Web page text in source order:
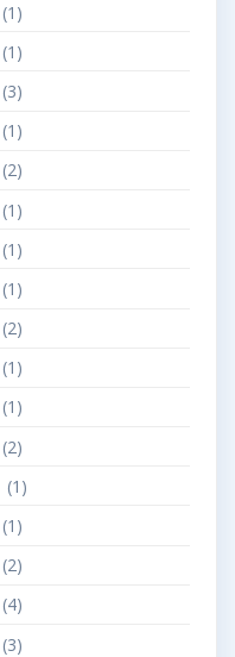
(1)
(1)
(3)
(1)
(2)
(1)
(1)
(1)
(2)
(1)
(1)
(2)
(1)
(1)
(2)
(4)
(3)